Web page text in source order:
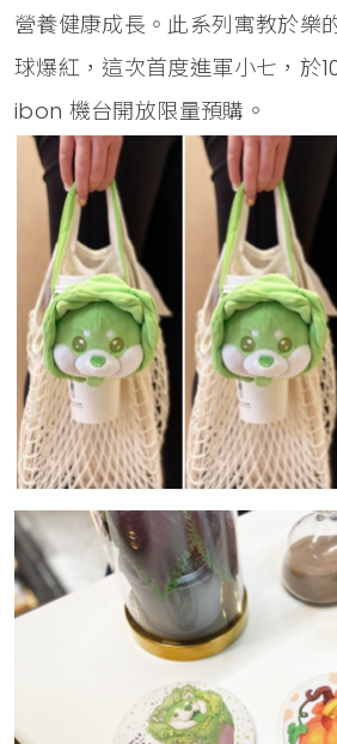
營養健康成長。此系列寓教於樂
球爆紅，這次首度進軍小七，於
ibon 機台開放限量預購。